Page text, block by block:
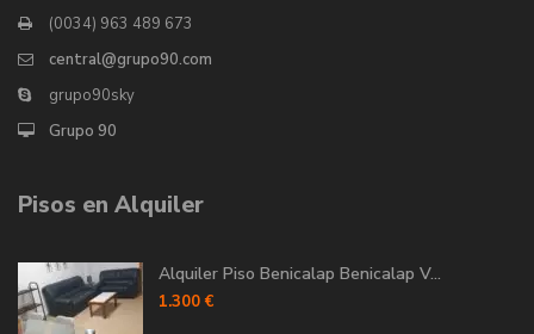
(0034) 963 489 673
central@grupo90.com
grupo90sky
Grupo 90
Pisos en Alquiler
Alquiler Piso Benicalap Benicalap V...
1.300 €